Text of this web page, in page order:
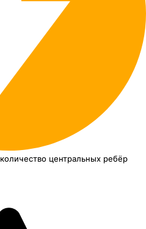
количество центральных ребёр